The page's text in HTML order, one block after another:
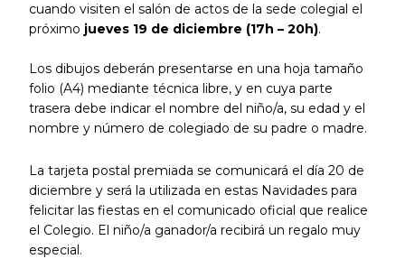
cuando visiten el salón de actos de la sede colegial el
próximo jueves 19 de diciembre (17h – 20h).
Los dibujos deberán presentarse en una hoja tamaño
folio (A4) mediante técnica libre, y en cuya parte
trasera debe indicar el nombre del niño/a, su edad y el
nombre y número de colegiado de su padre o madre.
La tarjeta postal premiada se comunicará el día 20 de
diciembre y será la utilizada en estas Navidades para
felicitar las fiestas en el comunicado oficial que realice
el Colegio. El niño/a ganador/a recibirá un regalo muy
especial.